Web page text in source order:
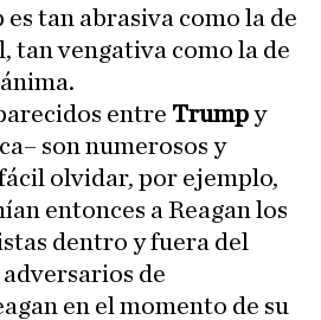
tan abrasiva como la de
tan vengativa como la de
entre Trumpy
son numerosos y
olvidar, por ejemplo,
entonces a Reagan los
dentro y fuera del
de
en el momento de su